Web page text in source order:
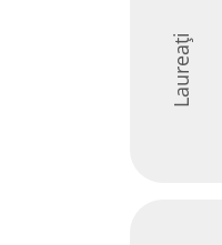
Laureați